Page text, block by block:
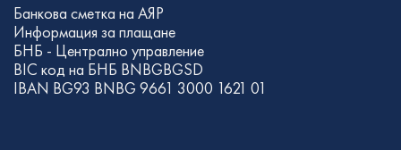
Банкова сметка на АЯР
Информация за плащане
БНБ - Централно управление
BIC код на БНБ BNBGBGSD
IBAN BG93 BNBG 9661 3000 1621 01